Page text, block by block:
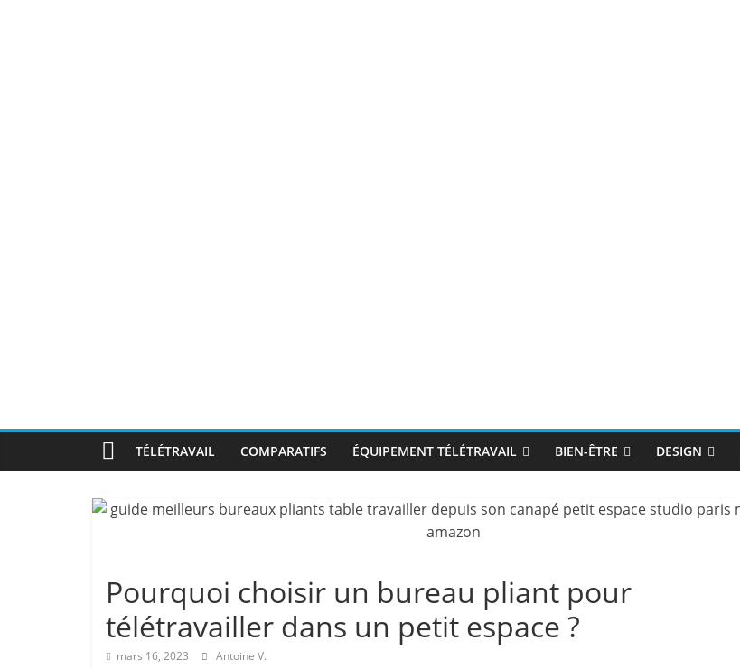
TÉLÉTRAVAIL COMPARATIFS ÉQUIPEMENT TÉLÉTRAVAIL BIEN-ÊTRE DESIGN
Pourquoi choisir un bureau pliant pour
télétravailler dans un petit espace ?
mars 16, 2023 Antoine V.